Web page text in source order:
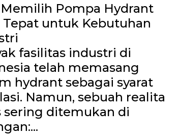
Memilih Pompa Hydrant
Tepat untuk Kebutuhan
fasilitas industri di
telah memasang
hydrant sebagai syarat
Namun, sebuah realita
sering ditemukan di